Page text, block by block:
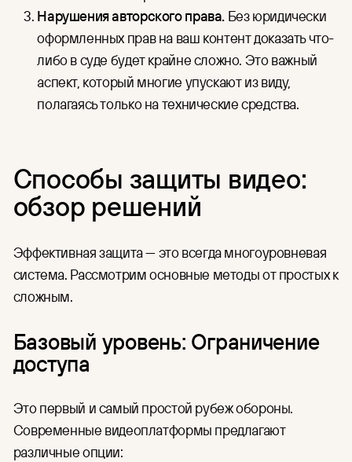
Нарушения авторского права.Без юридически
оформленных прав на ваш контент доказать что-
либо в суде будет крайне сложно. Это важный
аспект, который многие упускают из виду,
полагаясь только на технические средства.
Способы защиты видео:
обзор решений
Эффективная защита — это всегда многоуровневая
система. Рассмотрим основные методы от простых к
сложным.
Базовый уровень: Ограничение
доступа
Это первый и самый простой рубеж обороны.
Современные видеоплатформы предлагают
различные опции: